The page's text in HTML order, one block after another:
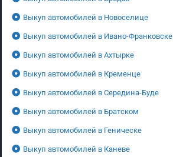
Выкуп автомобилей в Новоселице
Выкуп автомобилей в Ивано-Франковске
Выкуп автомобилей в Ахтырке
Выкуп автомобилей в Кременце
Выкуп автомобилей в Середина-Буде
Выкуп автомобилей в Братском
Выкуп автомобилей в Геническе
Выкуп автомобилей в Каневе